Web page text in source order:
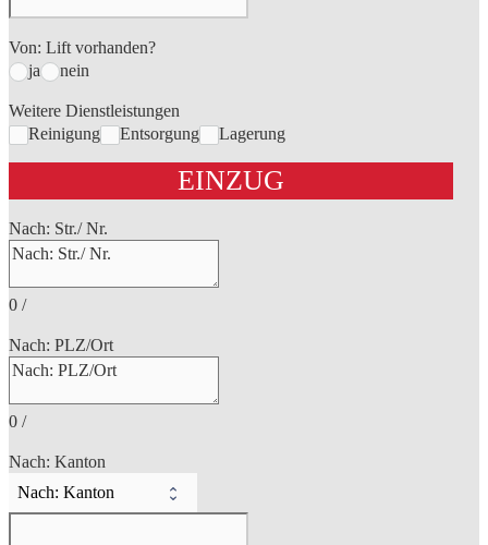
Von: Lift vorhanden?
ja
nein
Weitere Dienstleistungen
Reinigung
Entsorgung Lagerung
EINZUG
Nach: Str./ Nr.
0 /
Nach: PLZ/Ort
0 /
Nach: Kanton